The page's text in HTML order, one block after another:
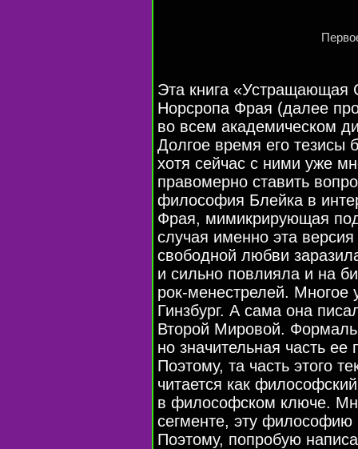
Эта книга «Устращающая
Норсропа Фрая (далее
во всем академическом
Долгое время его
хотя сейчас с ними уже
правомерно ставить
философия Блейка в
Фрая, мимикрирующая
случая именно эта
свободной любви
и сильно повлияла и на
рок-менестрелей. Многое
Гинзбург. А сама она
Второй Мировой.
но значительная часть
Поэтому, та часть этого
читается как
в философском ключе.
сегменте, эту философию
Поэтому, попробую